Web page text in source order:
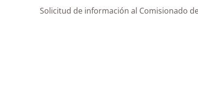
Solicitud de información al Comisionado